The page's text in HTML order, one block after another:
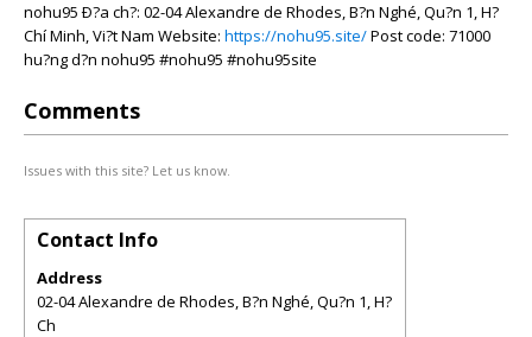
nohu95 Ð?a ch?: 02-04 Alexandre de Rhodes, B?n Nghé, Qu?n 1, H?
Chí Minh, Vi?t Nam Website: https://nohu95.site/Post code: 71000
hu?ng d?n nohu95 #nohu95 #nohu95site
Comments
Issues with this site? Let us know.
Contact Info
Address
02-04 Alexandre de Rhodes, B?n Nghé, Qu?n 1, H?
Ch